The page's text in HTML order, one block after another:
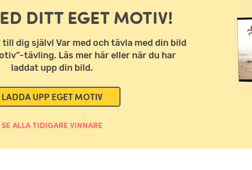
DITT EGET MOTIV!
dig själv! Var med och tävla med din bild
tävling. Läs mer här eller när du har
laddat upp din bild.
LADDA UPP EGET MOTIV
SE ALLA TIDIGARE VINNARE